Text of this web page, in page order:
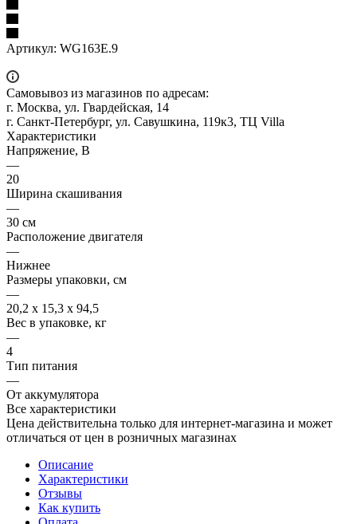
Артикул: WG163E.9
Самовывоз из магазинов по адресам:
г. Москва, ул. Гвардейская, 14
г. Санкт-Петербург, ул. Савушкина, 119к3, ТЦ Villa
Характеристики
Напряжение, В
—
20
Ширина скашивания
—
30 см
Расположение двигателя
—
Нижнее
Размеры упаковки, см
—
20,2 х 15,3 х 94,5
Вес в упаковке, кг
—
4
Тип питания
—
От аккумулятора
Все характеристики
Цена действительна только для интернет-магазина и может
отличаться от цен в розничных магазинах
Описание
Характеристики
Отзывы
Как купить